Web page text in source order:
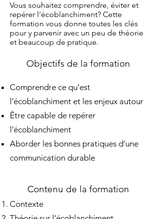
Vous souhaitez comprendre, éviter et
repérer l'écoblanchiment? Cette
formation vous donne toutes les clés
pour y parvenir avec un peu de théorie
et beaucoup de pratique.
Objectifs de la formation
Comprendre ce qu’est
l’écoblanchiment et les enjeux autour
Être capable de repérer
l’écoblanchiment
Aborder les bonnes pratiques d’une
communication durable
Contenu de la formation
Contexte